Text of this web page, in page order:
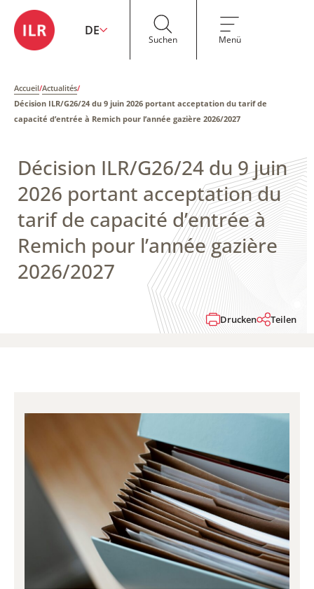
DE
Suchen Menü
Accueil/Actualités/
Décision ILR/G26/24 du 9 juin 2026 portant acceptation du tarif de
capacité d’entrée à Remich pour l’année gazière 2026/2027
Décision ILR/G26/24 du 9 juin
2026 portant acceptation du
tarif de capacité d’entrée à
Remich pour l’année gazière
2026/2027
Drucken Teilen